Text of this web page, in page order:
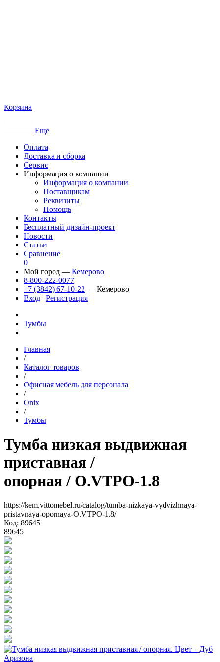
Корзина
Еще
Оплата
Доставка и сборка
Сервис
Информация о компании
Информация о компании
Поставщикам
Реквизиты
Помощь
Контакты
Бесплатный дизайн-проект
Новости
Статьи
Сравнение
0
Мой город — Кемерово
8-800-222-0077
+7 (3842) 67-10-22 — Кемерово
Вход | Регистрация
Тумбы
Главная
/
Каталог товаров
/
Офисная мебель для персонала
/
Onix
/
Тумбы
Тумба низкая выдвижная
приставная /
опорная / O.VTPO-1.8
https://kem.vittomebel.ru/catalog/tumba-nizkaya-vydvizhnaya-
pristavnaya-opornaya-O.VTPO-1.8/
Код: 89645
89645